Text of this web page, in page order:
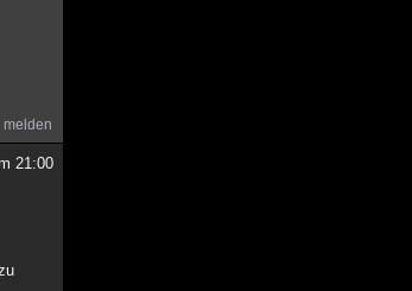
melden
21:00